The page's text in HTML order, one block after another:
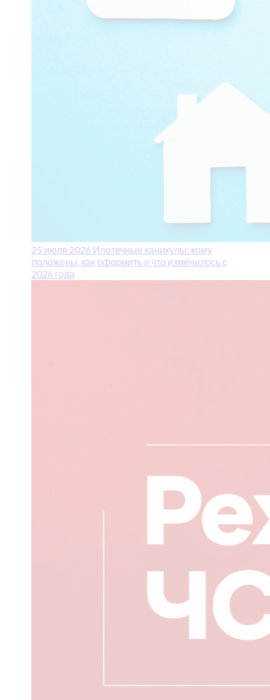
25 июля 2026 Ипотечные каникулы: кому
положены, как оформить и что изменилось с
2026 года